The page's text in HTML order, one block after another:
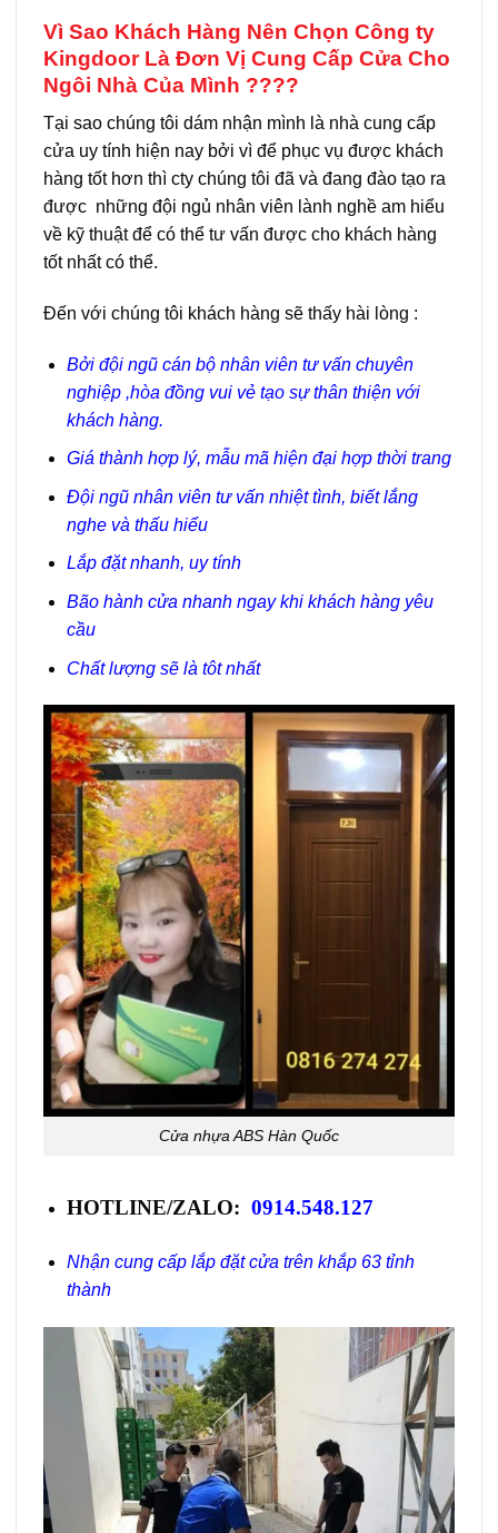
Vì Sao Khách Hàng Nên Chọn Công ty
Kingdoor Là Đơn Vị Cung Cấp Cửa Cho
Ngôi Nhà Của Mình ????
Tại sao chúng tôi dám nhận mình là nhà cung cấp
cửa uy tính hiện nay bởi vì để phục vụ được khách
hàng tốt hơn thì cty chúng tôi đã và đang đào tạo ra
được những đội ngủ nhân viên lành nghề am hiểu
về kỹ thuật để có thể tư vấn được cho khách hàng
tốt nhất có thể.
Đến với chúng tôi khách hàng sẽ thấy hài lòng :
Bởi đội ngũ cán bộ nhân viên tư vấn chuyên
nghiệp ,hòa đồng vui vẻ tạo sự thân thiện với
khách hàng.
Giá thành hợp lý, mẫu mã hiện đại hợp thời trang
Đội ngũ nhân viên tư vấn nhiệt tình, biết lắng
nghe và thấu hiểu
Lắp đặt nhanh, uy tính
Bão hành cửa nhanh ngay khi khách hàng yêu
cầu
Chất lượng sẽ là tôt nhất
Cửa nhựa ABS Hàn Quốc
HOTLINE/ZALO: 0914.548.127
Nhận cung cấp lắp đặt cửa trên khắp 63 tỉnh
thành